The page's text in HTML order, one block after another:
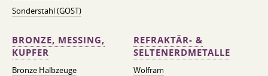
Sonderstahl (GOST)
BRONZE, MESSING,
KUPFER
Bronze Halbzeuge
REFRAKTÄR- &
SELTENERDMETALLE
Wolfram